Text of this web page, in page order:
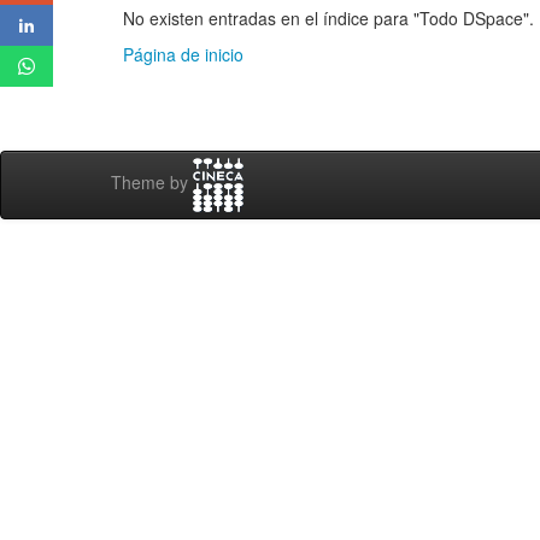
No existen entradas en el índice para "Todo DSpace".
Página de inicio
Theme by